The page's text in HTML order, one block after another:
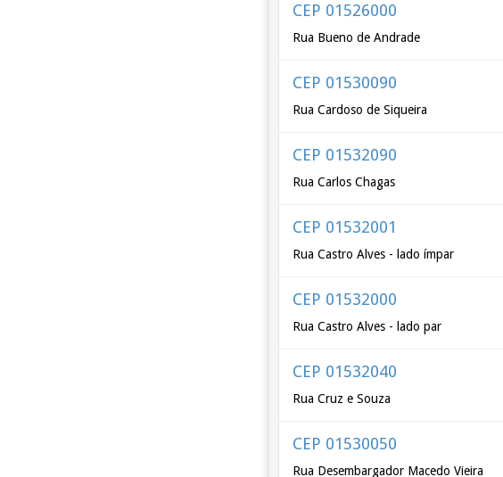
CEP 01526000
Rua Bueno de Andrade
CEP 01530090
Rua Cardoso de Siqueira
CEP 01532090
Rua Carlos Chagas
CEP 01532001
Rua Castro Alves - lado ímpar
CEP 01532000
Rua Castro Alves - lado par
CEP 01532040
Rua Cruz e Souza
CEP 01530050
Rua Desembargador Macedo Vieira